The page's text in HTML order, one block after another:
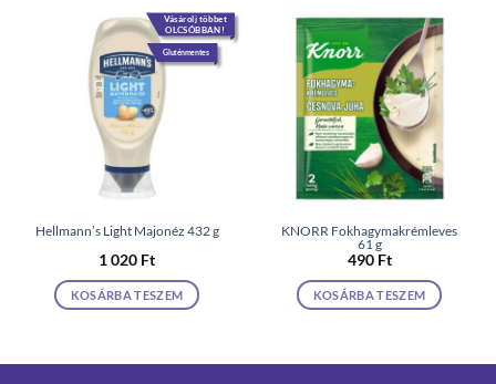
Vásárolj többet
OLCSÓBBAN!
Gluténmentes
Hellmann’s Light Majonéz 432 g
1 020 Ft
KOSÁRBA TESZEM
KNORR Fokhagymakrémleves
61 g
490 Ft
KOSÁRBA TESZEM